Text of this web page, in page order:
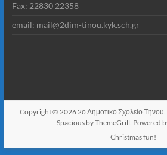
Fax: 22830 22358
email: mail@2dim-tinou.kyk.sch.gr
Copyright © 20262ο Δημοτικό Σχολείο Τήνου
Spacious by ThemeGrill. Powered
Christmas fun!